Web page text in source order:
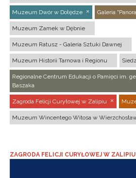
Muzeum Dwór w Dołędze Galeria
Muzeum Zamek w Dębnie
Muzeum Ratusz - Galeria Sztuki Dawnej
Muzeum Historii Tarnowa i Regionu
Regionalne Centrum Edukacji o Pamięci im.
Baszaka
Zagroda Felicji Curyłowej w Zalipiu
Muzeum Wincentego Witosa w
ZAGRODA FELICJI CURYŁOWEJ W ZALIPIU